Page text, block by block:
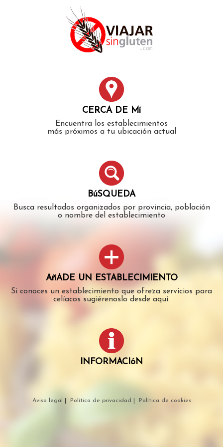
CERCA DE Mí
Encuentra los establecimientos
más próximos a tu ubicación actual
BúSQUEDA
Busca resultados organizados por provincia, población
o nombre del establecimiento
AñADE UN ESTABLECIMIENTO
Si conoces un establecimiento que ofreza servicios para
celíacos sugiérenoslo desde aquí.
INFORMACIóN
Aviso legal Política de privacidad Política de cookies
authorized to show the cookie declaration for domain group
ID 546ddaab-b478-4440-aa8a-3b0205284212. Please add it to
the domain group in the Cookiebot Manager to authorize